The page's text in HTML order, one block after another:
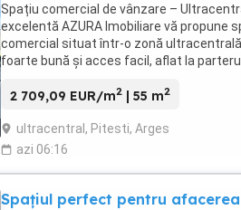
Spațiu comercial de vânzare –
excelentă AZURA Imobiliare vă propune
comercial situat într-o zonă
foarte bună și acces facil, aflat la
2 709,09 EUR/m2 | 55 m2
ultracentral, Pitesti, Arges
azi 06:16
Spațiul perfect pentru